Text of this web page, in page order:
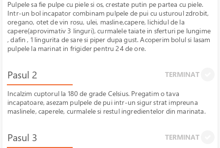
Pulpele sa fie pulpe cu piele si os, crestate putin pe partea cu piele.
Intr-un bol incapator combinam pulpele de pui cu usturoul zdrobit,
oregano, otet de vin rosu, ulei, masline,capere, lichidul de la
capere(aprovimativ 3 linguri), curmalele taiate in sferturi pe lungime
, dafin , 1 lingurita de sare si piper dupa gust. Acoperim bolul si lasam
pulpele la marinat in frigider pentru 24 de ore.
Pasul 2 TERMINAT
Incalzim cuptorul la 180 de grade Celsius. Pregatim o tava
incapatoare, asezam pulpele de pui intr-un sigur strat impreuna
maslinele, caperele, curmalele si restul ingredientelor din marinata.
Pasul 3 TERMINAT